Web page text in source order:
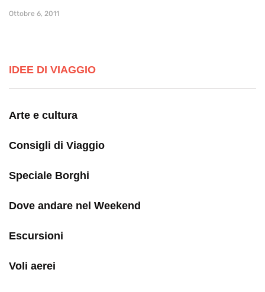
Ottobre 6, 2011
IDEE DI VIAGGIO
Arte e cultura
Consigli di Viaggio
Speciale Borghi
Dove andare nel Weekend
Escursioni
Voli aerei